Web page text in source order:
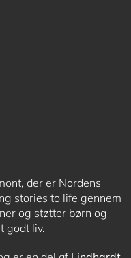
der er Nordens
stories to life gennem
og støtter børn og
godt liv.